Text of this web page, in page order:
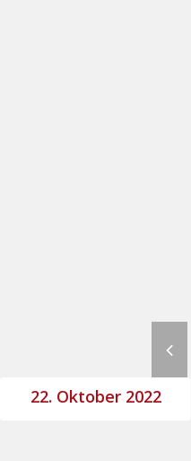
22. Oktober 2022